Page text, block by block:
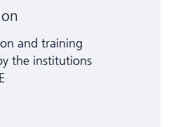
and training
the institutions